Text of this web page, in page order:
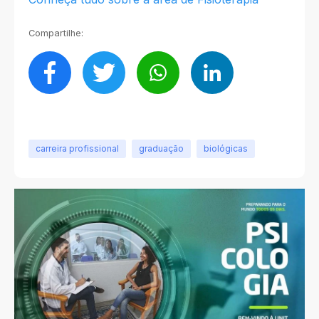
Compartilhe:
carreira profissional graduação biológicas